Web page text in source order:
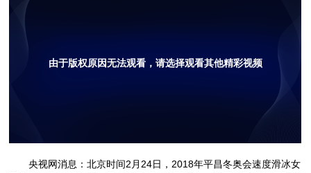
由于版权原因无法观看，请选择观看其他精彩视频
央视网消息：北京时间2月24日，2018年平昌冬奥会速度滑冰女